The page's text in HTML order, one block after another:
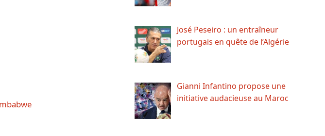
José Peseiro : un entraîneur
portugais en quête de l’Algérie
Gianni Infantino propose une
initiative audacieuse au Maroc